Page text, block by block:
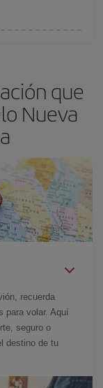
que
Nueva
recuerda
para volar. Aquí
seguro o
destino de tu